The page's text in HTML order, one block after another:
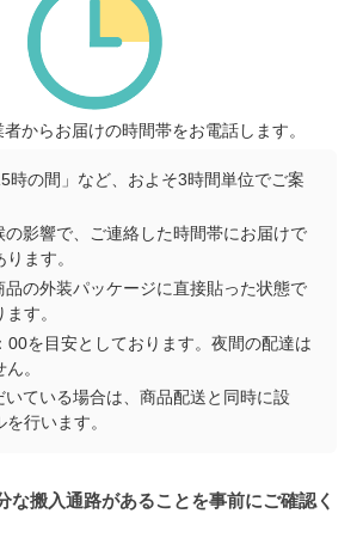
からお届けの時間帯をお電話します。
時の間」など、およそ3時間単位でご案
影響で、ご連絡した時間帯にお届けで
ます。
の外装パッケージに直接貼った状態で
す。
を目安としております。夜間の配達は
。
ている場合は、商品配送と同時に設
行います。
な搬入通路があることを事前にご確認く